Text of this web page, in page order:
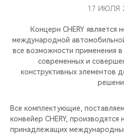
КРОССОВЕРЫ
СЕДАНЫ
НОВИНКИ
КРЕДИТ И СТРАХОВАНИЕ
ЗАПЧАСТИ И АКСЕССУАРЫ
ПОДДЕРЖКА
О БРЕНДЕ
CHERY В СОЦСЕТЯХ
БЛАГОТВОРИТЕЛЬНОСТЬ
КРЕДИТ
МЫ В СОЦСЕТЯХ
17 ИЮЛЯ
Концерн CHERY является
международной
все возможности применения
современных и
конструктивных элементов
Все комплектующие,
конвейер CHERY, производятся
принадлежащих